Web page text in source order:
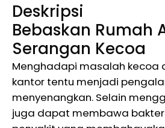
Deskripsi
Bebaskan Rumah
Serangan Kecoa
Menghadapi masalah kecoa
kantor tentu menjadi
menyenangkan. Selain
juga dapat membawa